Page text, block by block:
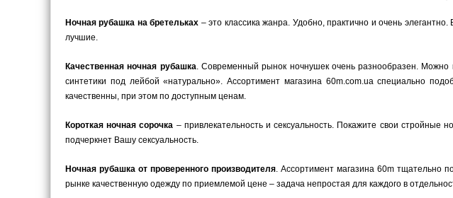
Ночная рубашка на бретельках – это классика жанра. Удобно, практично и очень
лучшие.
Качественная ночная рубашка. Современный рынок ночнушек очень разнообразен. Можно
синтетики под лейбой «натурально». Ассортимент магазина 60m.com.ua специально
качественны, при этом по доступным ценам.
Короткая ночная сорочка – привлекательность и сексуальность. Покажите свои
подчеркнет Вашу сексуальность.
Ночная рубашка от проверенного производителя. Ассортимент магазина 60m тщательно
рынке качественную одежду по приемлемой цене – задача непростая для каждого в